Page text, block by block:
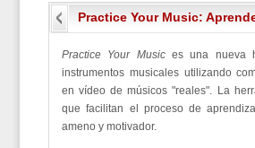
Practice Your Music:
Practice Your Music es una nueva
instrumentos musicales utilizando
en vídeo de músicos "reales". La
que facilitan el proceso de
ameno y motivador.